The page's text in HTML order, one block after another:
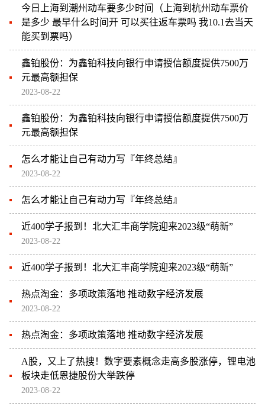
今日上海到潮州动车要多少时间（上海到杭州动车票价
是多少 最早什么时间开 可以买往返车票吗 我10.1去当天
能买到票吗）
鑫铂股份：为鑫铂科技向银行申请授信额度提供7500万
元最高额担保
2023-08-22
鑫铂股份：为鑫铂科技向银行申请授信额度提供7500万
元最高额担保
怎么才能让自己有动力写『年终总结』
2023-08-22
怎么才能让自己有动力写『年终总结』
近400学子报到！北大汇丰商学院迎来2023级“萌新”
2023-08-22
近400学子报到！北大汇丰商学院迎来2023级“萌新”
热点淘金：多项政策落地 推动数字经济发展
2023-08-22
热点淘金：多项政策落地 推动数字经济发展
A股，又上了热搜！数字要素概念走高多股涨停，锂电池
板块走低恩捷股份大举跌停
2023-08-22